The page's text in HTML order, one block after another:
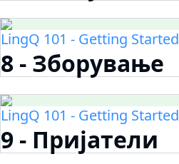
LingQ 101 - Getting Started
8 - Зборување
LingQ 101 - Getting Started
9 - Пријатели